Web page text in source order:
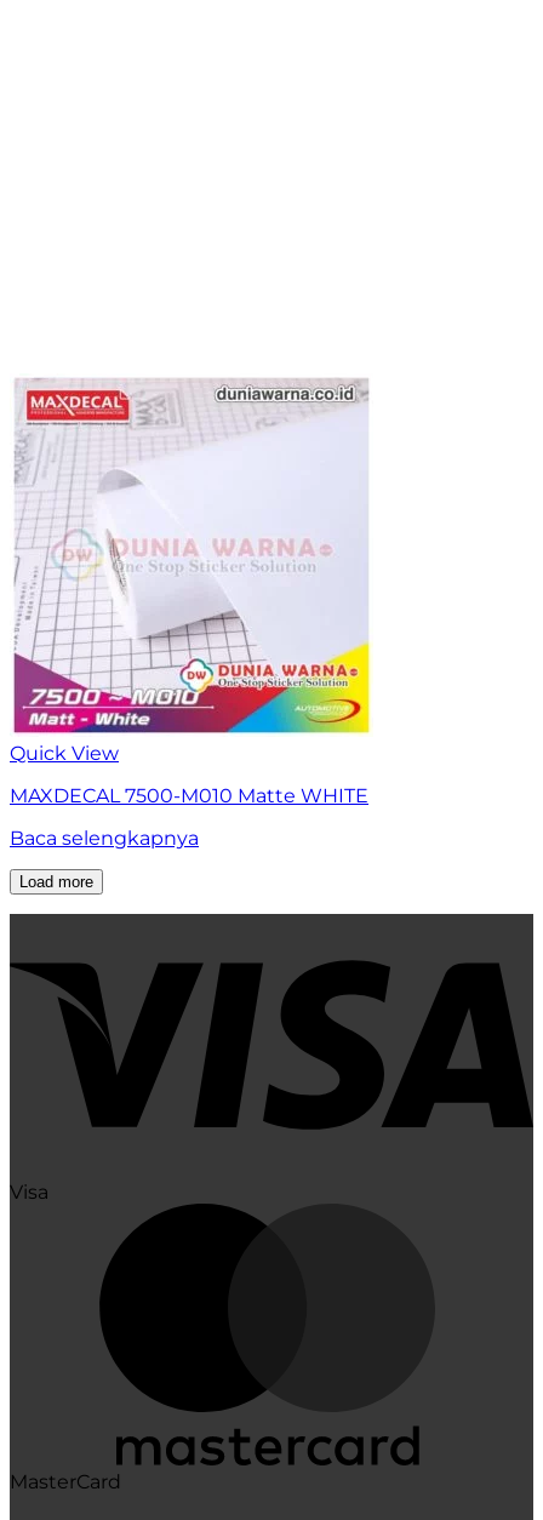
Quick View
MAXDECAL 7500-M010 Matte WHITE
Baca selengkapnya
Load more
Visa
MasterCard